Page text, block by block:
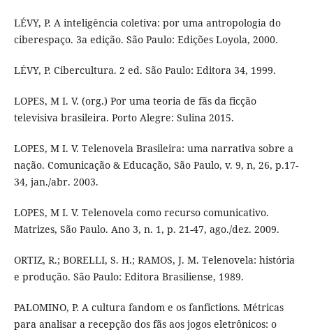
LÉVY, P. A inteligência coletiva: por uma antropologia do
ciberespaço. 3a edição. São Paulo: Edições Loyola, 2000.
LÉVY, P. Cibercultura. 2 ed. São Paulo: Editora 34, 1999.
LOPES, M I. V. (org.) Por uma teoria de fãs da ficção
televisiva brasileira. Porto Alegre: Sulina 2015.
LOPES, M I. V. Telenovela Brasileira: uma narrativa sobre a
nação. Comunicação & Educação, São Paulo, v. 9, n, 26, p.17-
34, jan./abr. 2003.
LOPES, M I. V. Telenovela como recurso comunicativo.
Matrizes, São Paulo. Ano 3, n. 1, p. 21-47, ago./dez. 2009.
ORTIZ, R.; BORELLI, S. H.; RAMOS, J. M. Telenovela: história
e produção. São Paulo: Editora Brasiliense, 1989.
PALOMINO, P. A cultura fandom e os fanfictions. Métricas
para analisar a recepção dos fãs aos jogos eletrônicos: o